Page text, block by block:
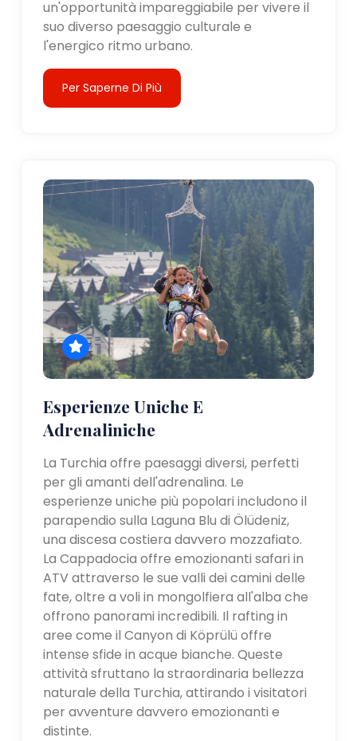
un'opportunità impareggiabile per vivere il
suo diverso paesaggio culturale e
l'energico ritmo urbano.
Per Saperne Di Più
Esperienze Uniche E
Adrenaliniche
La Turchia offre paesaggi diversi, perfetti
per gli amanti dell'adrenalina. Le
esperienze uniche più popolari includono il
parapendio sulla Laguna Blu di Ölüdeniz,
una discesa costiera davvero mozzafiato.
La Cappadocia offre emozionanti safari in
ATV attraverso le sue valli dei camini delle
fate, oltre a voli in mongolfiera all'alba che
offrono panorami incredibili. Il rafting in
aree come il Canyon di Köprülü offre
intense sfide in acque bianche. Queste
attività sfruttano la straordinaria bellezza
naturale della Turchia, attirando i visitatori
per avventure davvero emozionanti e
distinte.